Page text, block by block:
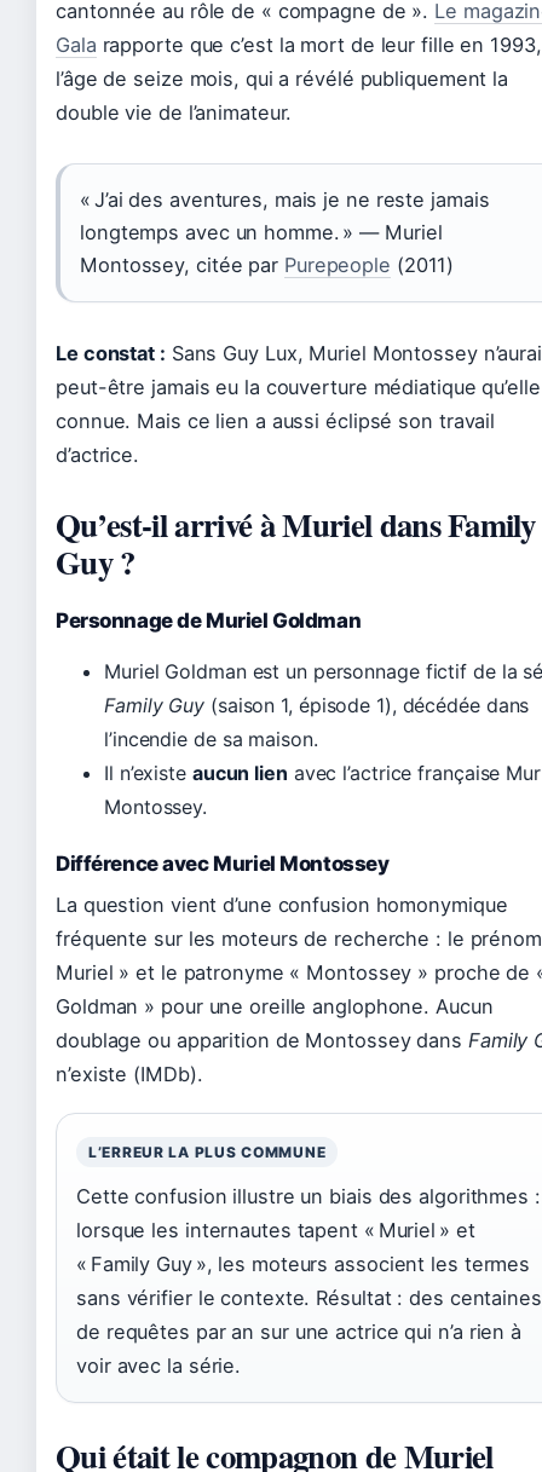
cantonnée au rôle de « compagne de ». Le
Gala rapporte que c’est la mort de leur fille en
l’âge de seize mois, qui a révélé publiquement la
double vie de l’animateur.
« J’ai des aventures, mais je ne reste jamais
longtemps avec un homme. » — Muriel
Montossey, citée par Purepeople (2011)
Le constat : Sans Guy Lux, Muriel Montossey
peut-être jamais eu la couverture médiatique
connue. Mais ce lien a aussi éclipsé son travail
d’actrice.
Qu’est-il arrivé à Muriel dans Family
Guy ?
Personnage de Muriel Goldman
Muriel Goldman est un personnage fictif de la
Family Guy (saison 1, épisode 1), décédée dans
l’incendie de sa maison.
Il n’existe aucun lien avec l’actrice française
Montossey.
Différence avec Muriel Montossey
La question vient d’une confusion homonymique
fréquente sur les moteurs de recherche : le
Muriel » et le patronyme « Montossey » proche de
Goldman » pour une oreille anglophone. Aucun
doublage ou apparition de Montossey dans Family
n’existe (IMDb).
L’ERREUR LA PLUS COMMUNE
Cette confusion illustre un biais des algorithmes :
lorsque les internautes tapent « Muriel » et
« Family Guy », les moteurs associent les termes
sans vérifier le contexte. Résultat : des centaines
de requêtes par an sur une actrice qui n’a rien à
voir avec la série.
Qui était le compagnon de Muriel